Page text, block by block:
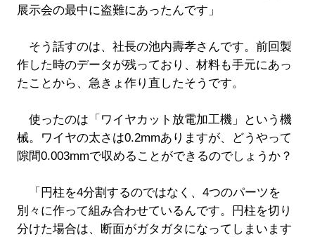
展示会の最中に盗難にあったんです」
そう話すのは、社長の池内壽孝さんです。前回製
作した時のデータが残っており、材料も手元にあっ
たことから、急きょ作り直したそうです。
使ったのは「ワイヤカット放電加工機」という機
械。ワイヤの太さは0.2mmありますが、どうやって
隙間0.003mmで収めることができるのでしょうか？
「円柱を4分割するのではなく、4つのパーツを
別々に作って組み合わせているんです。円柱を切り
分けた場合は、断面がガタガタになってしまいます